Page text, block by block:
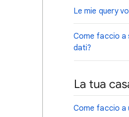
Le mie query
Come faccio a
dati?
La tua
Come faccio a